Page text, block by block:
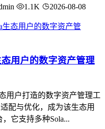
1.1K 2026-08-08
用户的数字资产管理
用户打造的数字资产管理工
配与优化，成为该生态用
它支持多种Sola...